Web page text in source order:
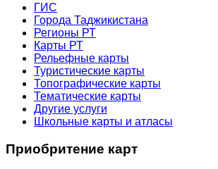
ГИС
Города Таджикистана
Регионы РТ
Карты РТ
Рельефные карты
Туристические карты
Топографические карты
Тематические карты
Другие услуги
Школьные карты и атласы
Приобритение карт